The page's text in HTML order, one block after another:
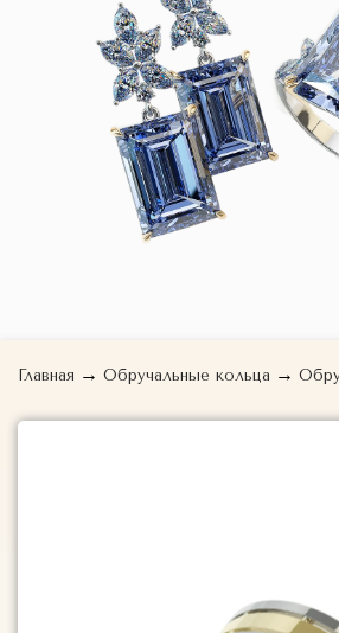
Главная → Обручальные кольца →